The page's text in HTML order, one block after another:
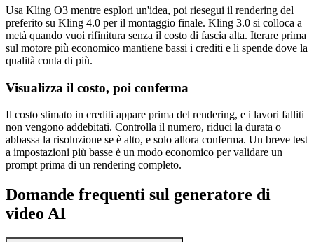
Usa Kling O3 mentre esplori un'idea, poi riesegui il rendering del
preferito su Kling 4.0 per il montaggio finale. Kling 3.0 si colloca a
metà quando vuoi rifinitura senza il costo di fascia alta. Iterare prima
sul motore più economico mantiene bassi i crediti e li spende dove la
qualità conta di più.
Visualizza il costo, poi conferma
Il costo stimato in crediti appare prima del rendering, e i lavori falliti
non vengono addebitati. Controlla il numero, riduci la durata o
abbassa la risoluzione se è alto, e solo allora conferma. Un breve test
a impostazioni più basse è un modo economico per validare un
prompt prima di un rendering completo.
Domande frequenti sul generatore di
video AI